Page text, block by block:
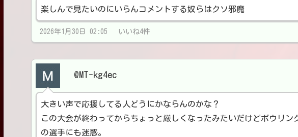
楽しんで見たいのにいらんコメントする奴らはクソ邪魔
2026年1月30日 02:05 いいね4件
@MT-kg4ec
大きい声で応援してる人どうにかならんのかな？
この大会が終わってからちょっと厳しくなったみたいだけどボウリン
の選手にも迷惑。